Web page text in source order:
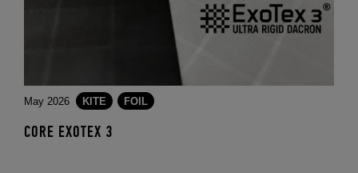
May 2026 KITE FOIL
CORE EXOTEX 3